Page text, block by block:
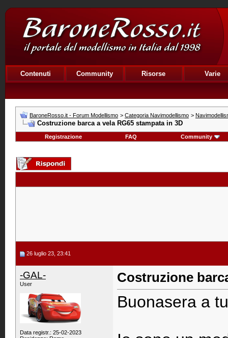
Contenuti Community Risorse Varie
BaroneRosso.it - Forum Modellismo > Categoria Navimodellismo >
Costruzione barca a vela RG65 stampata in 3D
Registrazione FAQ Community
26 luglio 23, 23:41
-GAL-
User
Data registr.: 25-02-2023
Costruzione
Buonasera a